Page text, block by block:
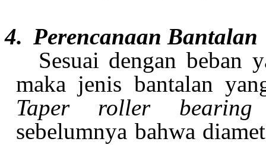
4. Perencanaan Bantalan
Sesuai dengan beban
maka jenis bantalan
Taper roller
sebelumnya bahwa